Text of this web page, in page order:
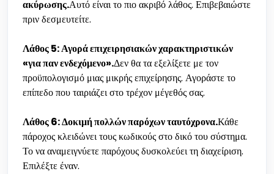
ακύρωσης.Αυτό είναι το πιο ακριβό λάθος. Επιβεβαιώστε
πριν δεσμευτείτε.
Λάθος 5: Αγορά επιχειρησιακών χαρακτηριστικών
«για παν ενδεχόμενο».Δεν θα τα εξελίξετε με τον
προϋπολογισμό μιας μικρής επιχείρησης. Αγοράστε το
επίπεδο που ταιριάζει στο τρέχον μέγεθός σας.
Λάθος 6: Δοκιμή πολλών παρόχων ταυτόχρονα.Κάθε
πάροχος κλειδώνει τους κωδικούς στο δικό του σύστημα.
Το να αναμειγνύετε παρόχους δυσκολεύει τη διαχείριση.
Επιλέξτε έναν.